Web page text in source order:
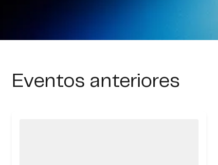
Webinars
Eventos anteriores